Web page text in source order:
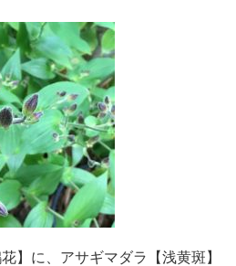
】に、アサギマダラ【浅黄斑】